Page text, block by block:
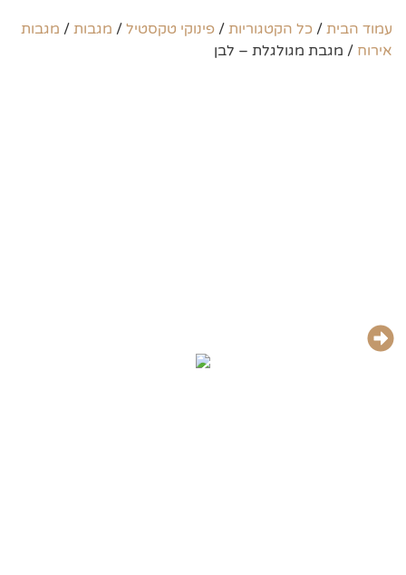
עמוד הבית / כל הקטגוריות / פינוקי טקסטיל / מגבות / מגבות
אירוח / מגבת מגולגלת – לבן